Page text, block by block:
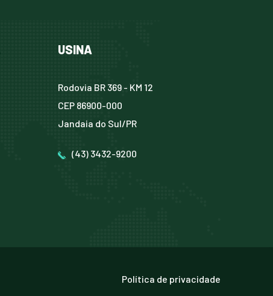
USINA
Rodovia BR 369 - KM 12
CEP 86900-000
Jandaia do Sul/PR
(43) 3432-9200
Política de privacidade